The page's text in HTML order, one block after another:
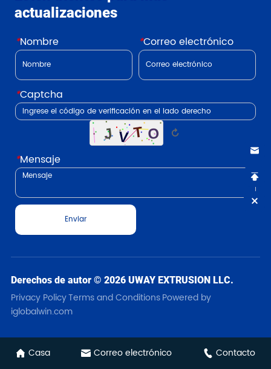
actualizaciones
*Nombre *Correo electrónico
*Captcha
↻
*Mensaje
Enviar
Derechos de autor © 2026 UWAY EXTRUSION LLC.
Privacy PolicyTerms and ConditionsPowered by
iglobalwin.com
Casa Correo electrónico Contacto